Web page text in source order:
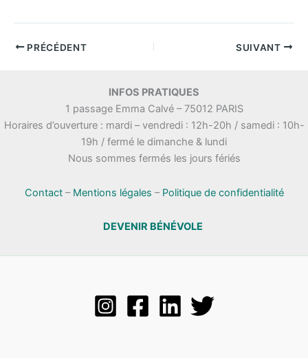
PRÉCÉDENT SUIVANT
INFOS PRATIQUES
1 passage Emma Calvé – 75012 PARIS
Horaires d’ouverture : mardi – vendredi : 12h-20h / samedi : 10h-
19h / fermé le dimanche & lundi
Nous sommes fermés les jours fériés
Contact– Mentions légales – Politique de confidentialité
DEVENIR BÉNÉVOLE